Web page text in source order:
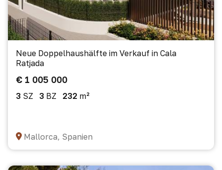
Neue Doppelhaushälfte im Verkauf in Cala
Ratjada
€ 1 005 000
3 SZ 3 BZ 232 m²
Mallorca, Spanien